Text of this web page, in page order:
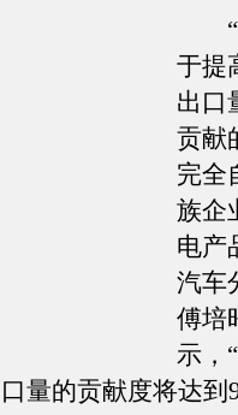
于提
出口
贡献
完全
族企
电产
汽车
傅培
示，
量的贡献度将达到